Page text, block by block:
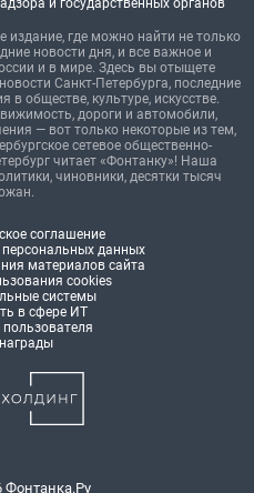
и государственных органов
издание, где можно найти не только
новости дня, и все важное и
и в мире. Здесь вы отыщете
Санкт-Петербурга, последние
в обществе, культуре, искусстве.
дороги и автомобили,
— вот только некоторые из тем,
сетевое общественно-
читает «Фонтанку»! Наша
чиновники, десятки тысяч
соглашение
данных
материалов сайта
cookies
системы
в сфере ИТ
пользователя
Фонтанка.Ру